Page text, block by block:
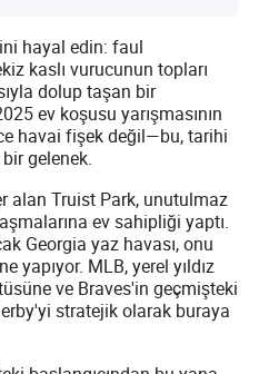
hayal edin: faul
kaslı vurucunun topları
dolup taşan bir
ev koşusu yarışmasının
havai fişek değil—bu, tarihi
gelenek.
alan Truist Park, unutulmaz
ev sahipliği yaptı.
Georgia yaz havası, onu
yapıyor. MLB, yerel yıldız
ve Braves'in geçmişteki
stratejik olarak buraya